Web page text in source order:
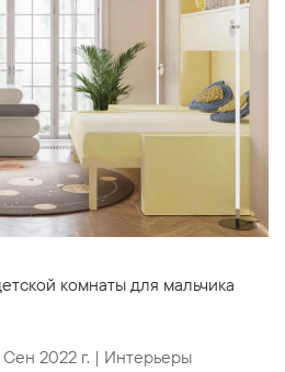
комнаты для мальчика
2022 г. | Интерьеры